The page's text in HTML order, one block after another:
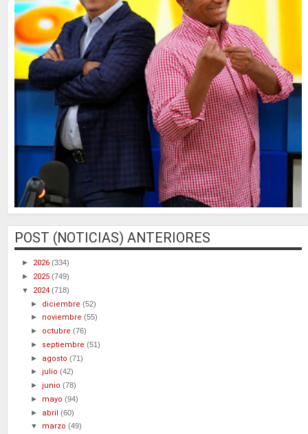
POST (NOTICIAS) ANTERIORES
► 2026 (334)
► 2025 (749)
▼ 2024 (718)
► diciembre(52)
► noviembre(55)
► octubre(76)
► septiembre(51)
► agosto(71)
►julio(42)
►junio(78)
► mayo(94)
► abril(60)
▼ marzo(49)